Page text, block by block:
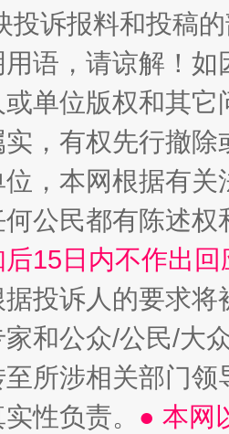
艺术幻境
投诉报料和投稿
语，请谅解！
单位版权和其它
，有权先行撤
，本网根据有
何公民都有陈述
15日内不作出
据投诉人的要求将
和公众/公民/大
所涉相关部门
性负责。 ● 本网